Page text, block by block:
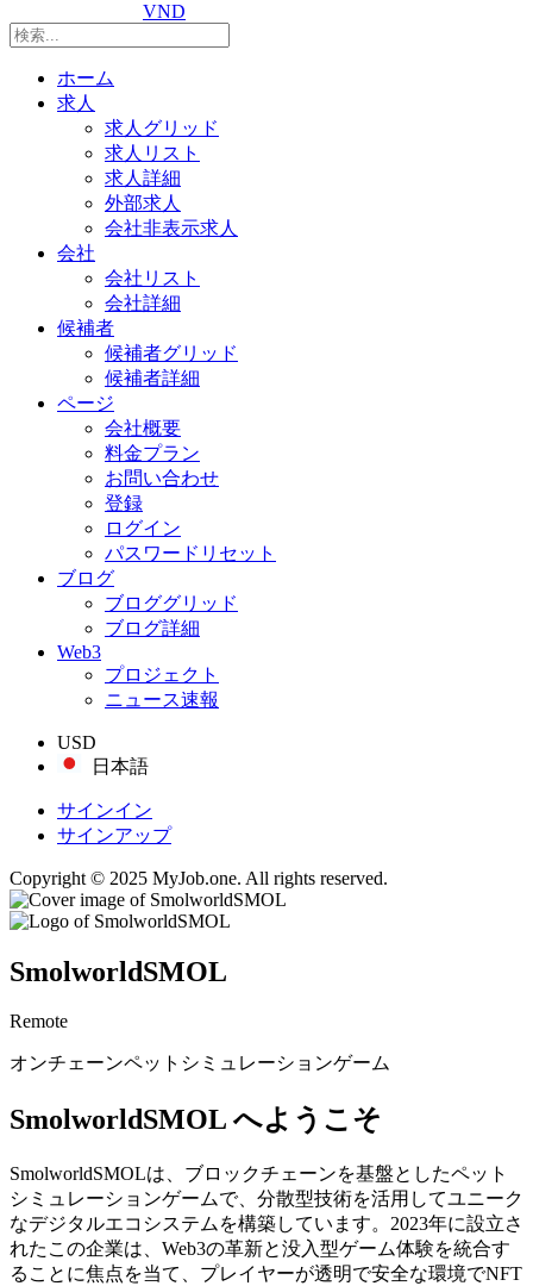
VND
ホーム
求人
求人グリッド
求人リスト
求人詳細
外部求人
会社非表示求人
会社
会社リスト
会社詳細
候補者
候補者グリッド
候補者詳細
ページ
会社概要
料金プラン
お問い合わせ
登録
ログイン
パスワードリセット
ブログ
ブロググリッド
ブログ詳細
Web3
プロジェクト
ニュース速報
USD
日本語
サインイン
サインアップ
Copyright © 2025 MyJob.one. All rights reserved.
SmolworldSMOL
Remote
オンチェーンペットシミュレーションゲーム
SmolworldSMOL へようこそ
SmolworldSMOLは、ブロックチェーンを基盤としたペット
シミュレーションゲームで、分散型技術を活用してユニーク
なデジタルエコシステムを構築しています。2023年に設立さ
れたこの企業は、Web3の革新と没入型ゲーム体験を統合す
ることに焦点を当て、プレイヤーが透明で安全な環境でNFT